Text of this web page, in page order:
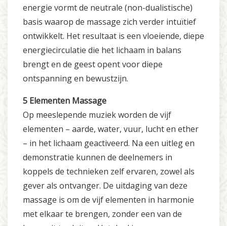
energie vormt de neutrale (non-dualistische)
basis waarop de massage zich verder intuïtief
ontwikkelt. Het resultaat is een vloeiende, diepe
energiecirculatie die het lichaam in balans
brengt en de geest opent voor diepe
ontspanning en bewustzijn.
5 Elementen Massage
Op meeslepende muziek worden de vijf
elementen – aarde, water, vuur, lucht en ether
– in het lichaam geactiveerd. Na een uitleg en
demonstratie kunnen de deelnemers in
koppels de technieken zelf ervaren, zowel als
gever als ontvanger. De uitdaging van deze
massage is om de vijf elementen in harmonie
met elkaar te brengen, zonder een van de